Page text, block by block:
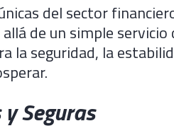
del sector
de un simple
la seguridad, la
Seguras